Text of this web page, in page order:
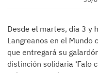
Desde el martes, día 3 y
Langreanos en el Mundo
que entregará su
distinción solidaria ‘Falo